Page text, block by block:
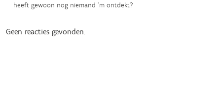
heeft gewoon nog niemand ‘m ontdekt?
Geen reacties gevonden.